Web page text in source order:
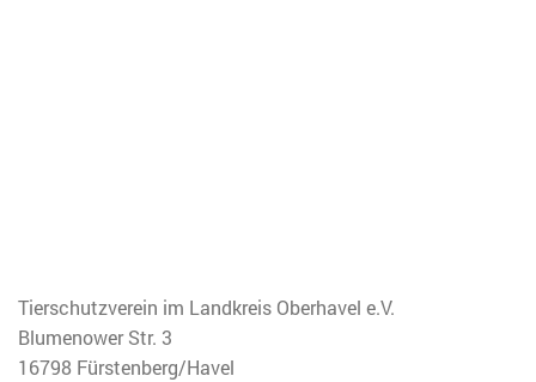
Tierschutzverein im Landkreis Oberhavel e.V.
Blumenower Str. 3
16798 Fürstenberg/Havel